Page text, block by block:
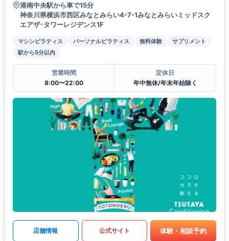
港南中央駅から車で15分
神奈川県横浜市西区みなとみらい4-7-1みなとみらいミッドスク
エアザ･タワーレジデンス1F
マシンピラティス パーソナルピラティス 無料体験
サプリメント
駅から5分以内
営業時間
8:00〜22:00
定休日
年中無休/年末年始除く
店舗情報 公式サイト 体験・相談予約